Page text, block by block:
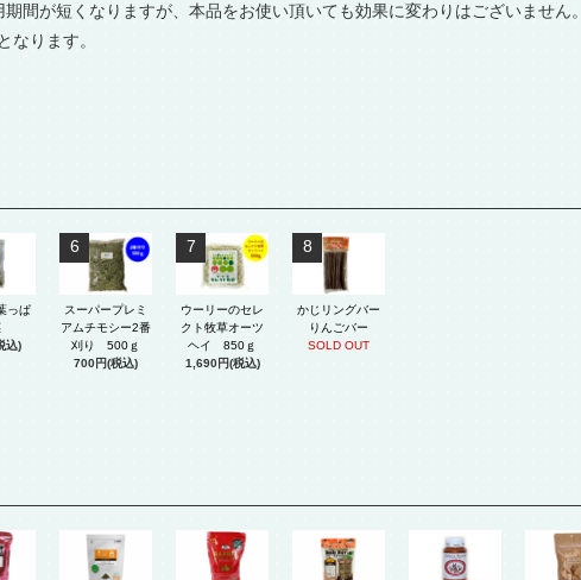
間が短くなりますが、本品をお使い頂いても効果に変わりはございません。
ります。
っぱ
込)
6
スーパープレミ
アムチモシー2番
刈り 500ｇ
700円(税込)
7
ウーリーのセレ
クト牧草オーツ
ヘイ 850ｇ
1,690円(税込)
8
かじリングバー
りんごバー
SOLD OUT